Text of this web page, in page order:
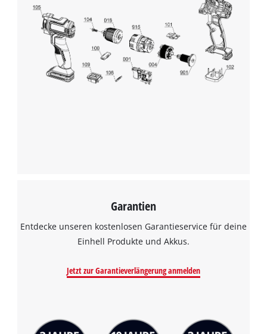
Garantien
Entdecke unseren kostenlosen Garantieservice für deine
Einhell Produkte und Akkus.
Jetzt zur Garantieverlängerung anmelden